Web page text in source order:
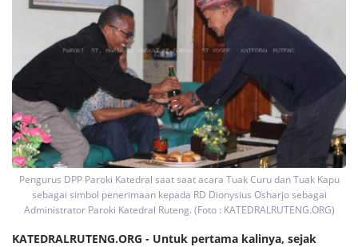
Pengurus DPP Paroki Katedral saat saat acara Tuak Curu dan Tuak Kapu
sebagai simbol penerimaan kepada RD Dionysius Osharjo sebagai
Administrator Paroki Katedral Ruteng. (Foto : KATEDRALRUTENG.ORG)
KATEDRALRUTENG.ORG - Untuk pertama kalinya, sejak